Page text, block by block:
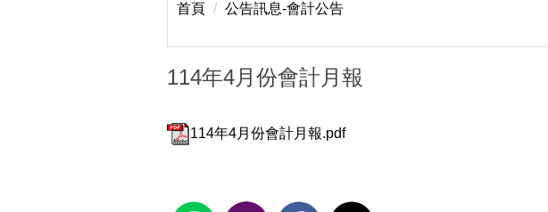
首頁 公告訊息-會計公告
114年4月份會計月報
114年4月份會計月報.pdf